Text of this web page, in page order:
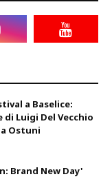
a Baselice:
Luigi Del Vecchio
Ostuni
Brand New Day'